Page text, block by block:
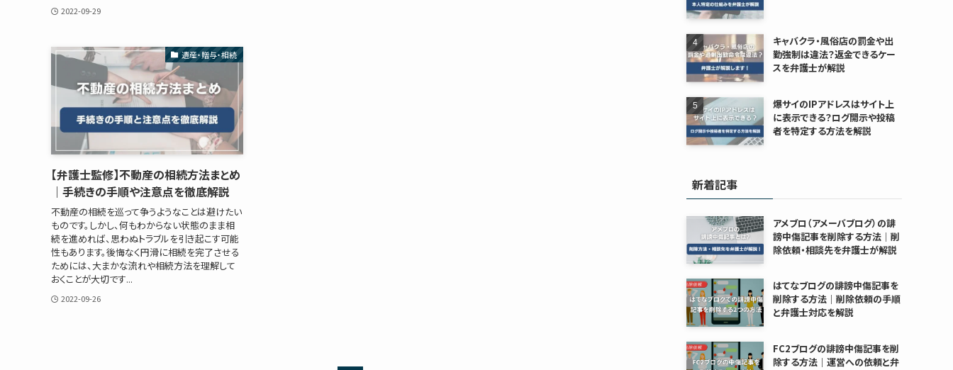
2022-09-29
遺産・贈与・相続
【弁護士監修】不動産の相続方法まとめ
｜手続きの手順や注意点を徹底解説
不動産の相続を巡って争うようなことは避けたい
ものです。しかし、何もわからない状態のまま相
続を進めれば、思わぬトラブルを引き起こす可能
性もあります。後悔なく円滑に相続を完了させる
ためには、大まかな流れや相続方法を理解して
おくことが大切です...
2022-09-26
キャバクラ・風俗店の罰金や出
勤強制は違法？返金できるケー
スを弁護士が解説
爆サイのIPアドレスはサイト上
に表示できる？ログ開示や投稿
者を特定する方法を解説
新着記事
アメブロ（アメーバブログ）の誹
謗中傷記事を削除する方法｜削
除依頼・相談先を弁護士が解説
はてなブログの誹謗中傷記事を
削除する方法｜削除依頼の手順
と弁護士対応を解説
FC2ブログの誹謗中傷記事を削
除する方法｜運営への依頼と弁